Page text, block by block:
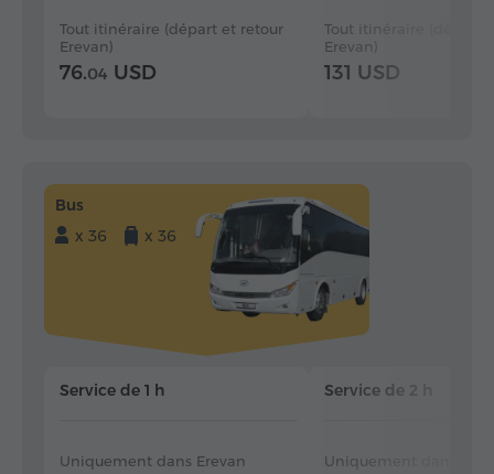
Tout itinéraire (départ et retour
Erevan)
76.04 USD
Tout itinéraire (départ
Erevan)
131 USD
Bus
x 36
x 36
Service de 1 h
Uniquement dans Erevan
Service de 2 h
Uniquement dans